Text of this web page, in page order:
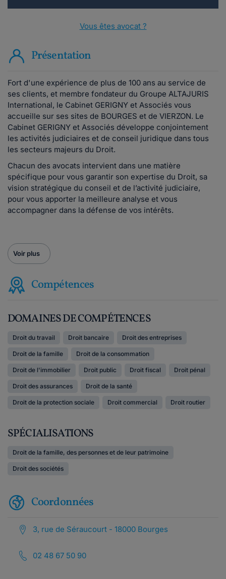
Vous êtes avocat ?
Présentation
Fort d'une expérience de plus de 100 ans au service de
ses clients, et membre fondateur du Groupe ALTAJURIS
International, le Cabinet GERIGNY et Associés vous
accueille sur ses sites de BOURGES et de VIERZON. Le
Cabinet GERIGNY et Associés développe conjointement
les activités judiciaires et de conseil juridique dans tous
les secteurs majeurs du Droit.
Chacun des avocats intervient dans une matière
spécifique pour vous garantir son expertise du Droit, sa
vision stratégique du conseil et de l’activité judiciaire,
pour vous apporter la meilleure analyse et vous
accompagner dans la défense de vos intérêts.
Voir plus
Compétences
DOMAINES DE COMPÉTENCES
Droit du travail Droit bancaire Droit des entreprises
Droit de la famille Droit de la consommation
Droit de l'immobilier Droit public Droit fiscal Droit pénal
Droit des assurances Droit de la santé
Droit de la protection sociale Droit commercial Droit routier
SPÉCIALISATIONS
Droit de la famille, des personnes et de leur patrimoine
Droit des sociétés
Coordonnées
3, rue de Séraucourt - 18000 Bourges
02 48 67 50 90